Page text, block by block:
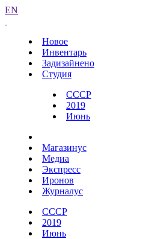
EN
Новое
Инвентарь
Задизайнено
Студия
СССР
2019
Июнь
Магазинус
Медиа
Экспресс
Иронов
Журналус
СССР
2019
Июнь